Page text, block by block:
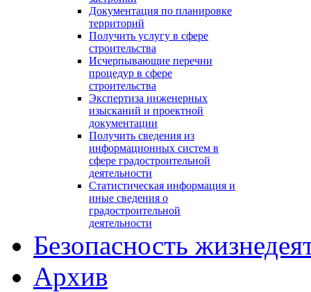
Документация по планировке
территорий
Получить услугу в сфере
строительства
Исчерпывающие перечни
процедур в сфере
строительства
Экспертиза инженерных
изысканий и проектной
документации
Получить сведения из
информационных систем в
сфере градостроительной
деятельности
Статистическая информация и
иные сведения о
градостроительной
деятельности
Безопасность
Архив